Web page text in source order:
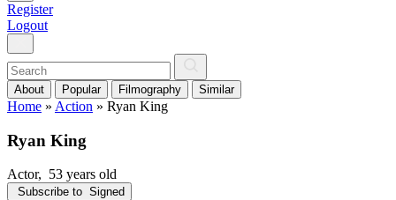
Register
Logout
About Popular Filmography Similar
Home » Action » Ryan King
Ryan King
Actor, 53 years old
Subscribe to Signed